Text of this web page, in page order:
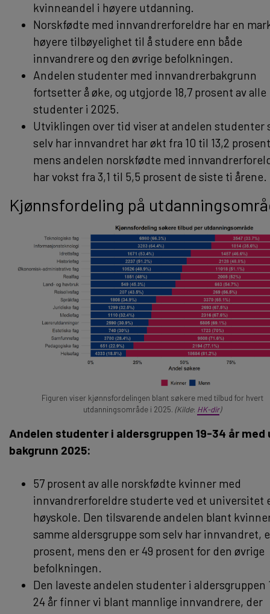
kvinneandel i høyere utdanning.
Norskfødte med innvandrerforeldre har en
høyere tilbøyelighet til å studere enn både
innvandrere og den øvrige befolkningen.
Andelen studenter med innvandrerbakgrunn
fortsetter å øke, og utgjorde 18,7 prosent av alle
studenter i 2025.
Utviklingen over tid viser at andelen studenter
selv har innvandret har økt fra 10 til 13,2
mens andelen norskfødte med
har vokst fra 3,1 til 5,5 prosent de siste ti årene.
Kjønnsfordeling på
Figuren viser kjønnsfordelingen blant søkere med tilbud for hvert
utdanningsområde i 2025. (Kilde: HK-dir)
Andelen studenter i aldersgruppen 19-34 år med
bakgrunn 2025:
57 prosent av alle norskfødte kvinner med
innvandrerforeldre studerte ved et universitet
høyskole. Den tilsvarende andelen blant
samme aldersgruppe som selv har innvandret,
prosent, mens den er 49 prosent for den øvrige
befolkningen.
Den laveste andelen studenter i aldersgruppen
24 år finner vi blant mannlige innvandrere, der